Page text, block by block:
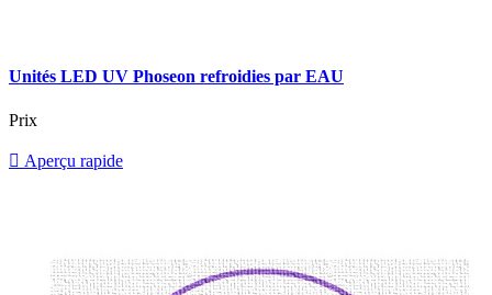
Unités LED UV Phoseon refroidies par EAU
Prix
 Aperçu rapide